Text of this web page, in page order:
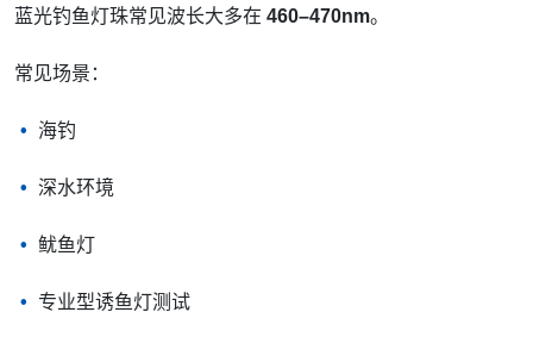
蓝光钓鱼灯珠常见波长大多在 460–470nm。
常见场景：
海钓
深水环境
鱿鱼灯
专业型诱鱼灯测试